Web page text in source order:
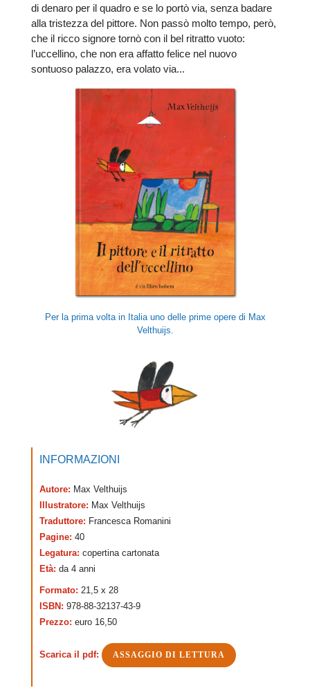
di denaro per il quadro e se lo portò via, senza badare
alla tristezza del pittore. Non passò molto tempo, però,
che il ricco signore tornò con il bel ritratto vuoto:
l’uccellino, che non era affatto felice nel nuovo
sontuoso palazzo, era volato via...
Per la prima volta in Italia uno delle prime opere di Max
Velthuijs.
INFORMAZIONI
Autore: Max Velthuijs
Illustratore: Max Velthuijs
Traduttore: Francesca Romanini
Pagine: 40
Legatura: copertina cartonata
Età: da 4 anni
Formato: 21,5 x 28
ISBN: 978-88-32137-43-9
Prezzo: euro 16,50
Scarica il pdf: ASSAGGIO DI LETTURA